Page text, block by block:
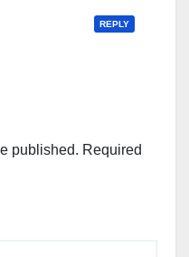
REPLY
published. Required